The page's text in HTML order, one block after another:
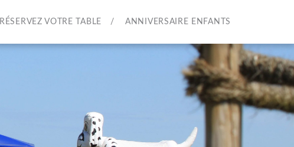
RÉSERVEZ VOTRE TABLE ANNIVERSAIRE ENFANTS